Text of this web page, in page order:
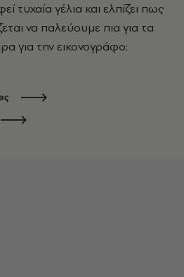
τυχαία γέλια και ελπίζει πως
να παλεύουμε πια για τα
για την εικονογράφο: